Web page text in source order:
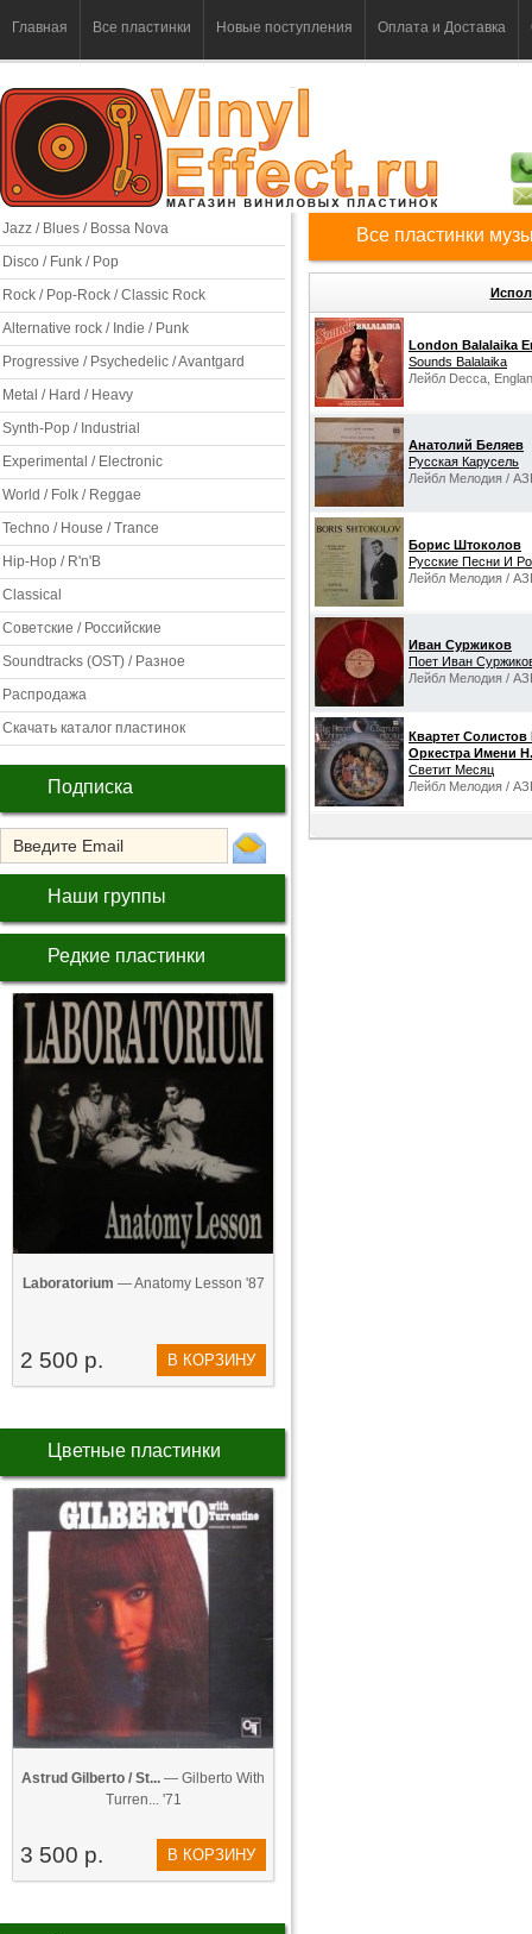
Главная Все пластинки Новые поступления Оплата и Доставка
Jazz / Blues / Bossa Nova
Disco / Funk / Pop
Rock / Pop-Rock / Classic Rock
Alternative rock / Indie / Punk
Progressive / Psychedelic / Avantgard
Metal / Hard / Heavy
Synth-Pop / Industrial
Experimental / Electronic
World / Folk / Reggae
Techno / House / Trance
Hip-Hop / R'n'B
Classical
Советские / Российские
Soundtracks (OST) / Разное
Распродажа
Скачать каталог пластинок
Подписка
Наши группы
Редкие пластинки
Laboratorium — Anatomy Lesson '87
2 500 р. В КОРЗИНУ
Цветные пластинки
Astrud Gilberto / St... — Gilberto With
Turren... '71
3 500 р. В КОРЗИНУ
Все пластинки
London Balalaika
Sounds Balalaika
Лейбл Decca,
Анатолий Беляев
Русская Карусель
Лейбл Мелодия /
Борис Штоколов
Русские Песни И
Лейбл Мелодия /
Иван Суржиков
Поет Иван
Лейбл Мелодия /
Квартет
Оркестра Имени
Светит Месяц
Лейбл Мелодия /